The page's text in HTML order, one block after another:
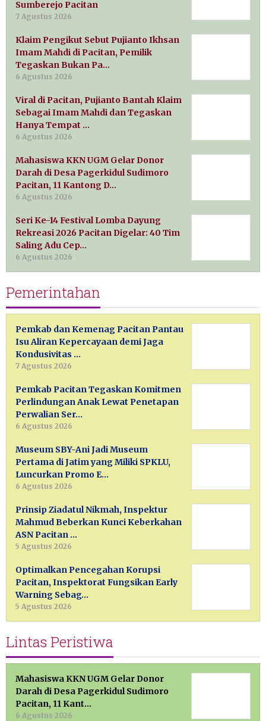
Sumberejo Pacitan
7 Agustus 2026
Klaim Pengikut Sebut Pujianto Ikhsan
Imam Mahdi di Pacitan, Pemilik
Tegaskan Bukan Pa…
6 Agustus 2026
Viral di Pacitan, Pujianto Bantah Klaim
Sebagai Imam Mahdi dan Tegaskan
Hanya Tempat …
6 Agustus 2026
Mahasiswa KKN UGM Gelar Donor
Darah di Desa Pagerkidul Sudimoro
Pacitan, 11 Kantong D…
6 Agustus 2026
Seri Ke-14 Festival Lomba Dayung
Rekreasi 2026 Pacitan Digelar: 40 Tim
Saling Adu Cep…
6 Agustus 2026
Pemerintahan
Pemkab dan Kemenag Pacitan Pantau
Isu Aliran Kepercayaan demi Jaga
Kondusivitas …
7 Agustus 2026
Pemkab Pacitan Tegaskan Komitmen
Perlindungan Anak Lewat Penetapan
Perwalian Ser…
6 Agustus 2026
Museum SBY-Ani Jadi Museum
Pertama di Jatim yang Miliki SPKLU,
Luncurkan Promo E…
6 Agustus 2026
Prinsip Ziadatul Nikmah, Inspektur
Mahmud Beberkan Kunci Keberkahan
ASN Pacitan …
5 Agustus 2026
Optimalkan Pencegahan Korupsi
Pacitan, Inspektorat Fungsikan Early
Warning Sebag…
5 Agustus 2026
Lintas Peristiwa
Mahasiswa KKN UGM Gelar Donor
Darah di Desa Pagerkidul Sudimoro
Pacitan, 11 Kant…
6 Agustus 2026